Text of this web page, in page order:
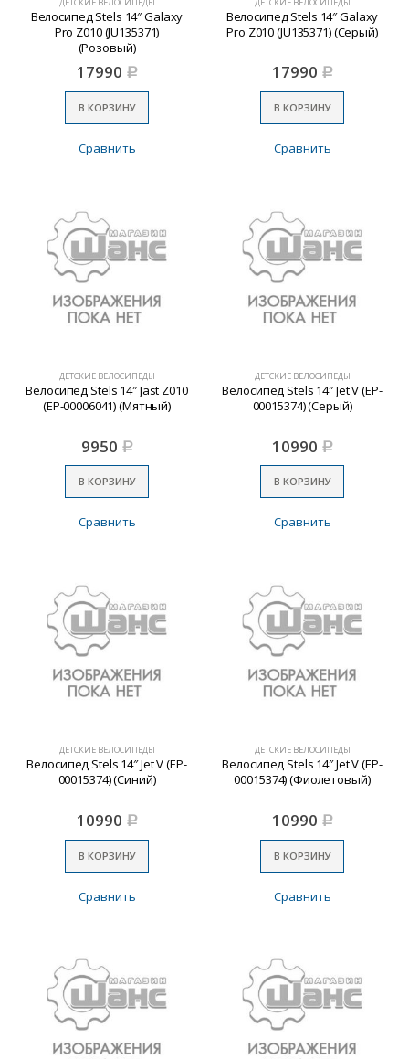
Велосипед Stels 14″ Galaxy
Pro Z010 (JU135371)
(Розовый)
17990 Р
В КОРЗИНУ
Сравнить
Велосипед Stels 14″ Galaxy
Pro Z010 (JU135371) (Серый)
17990 Р
В КОРЗИНУ
Сравнить
ДЕТСКИЕ ВЕЛОСИПЕДЫ
Велосипед Stels 14″ Jast Z010
(EP-00006041) (Мятный)
9950 Р
В КОРЗИНУ
Сравнить
ДЕТСКИЕ ВЕЛОСИПЕДЫ
Велосипед Stels 14″ Jet V (EP-
00015374) (Серый)
10990 Р
В КОРЗИНУ
Сравнить
ДЕТСКИЕ ВЕЛОСИПЕДЫ
Велосипед Stels 14″ Jet V (EP-
00015374) (Синий)
10990 Р
В КОРЗИНУ
Сравнить
ДЕТСКИЕ ВЕЛОСИПЕДЫ
Велосипед Stels 14″ Jet V (EP-
00015374) (Фиолетовый)
10990 Р
В КОРЗИНУ
Сравнить